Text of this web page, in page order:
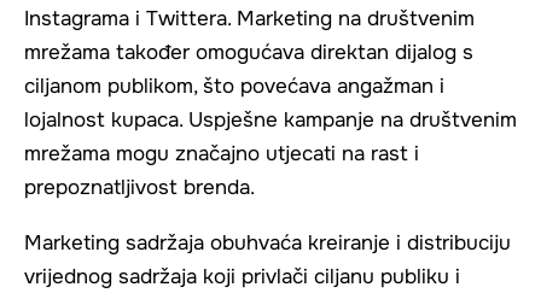
Instagrama i Twittera. Marketing na društvenim
mrežama također omogućava direktan dijalog s
ciljanom publikom, što povećava angažman i
lojalnost kupaca. Uspješne kampanje na društvenim
mrežama mogu značajno utjecati na rast i
prepoznatljivost brenda.
Marketing sadržaja obuhvaća kreiranje i distribuciju
vrijednog sadržaja koji privlači ciljanu publiku i